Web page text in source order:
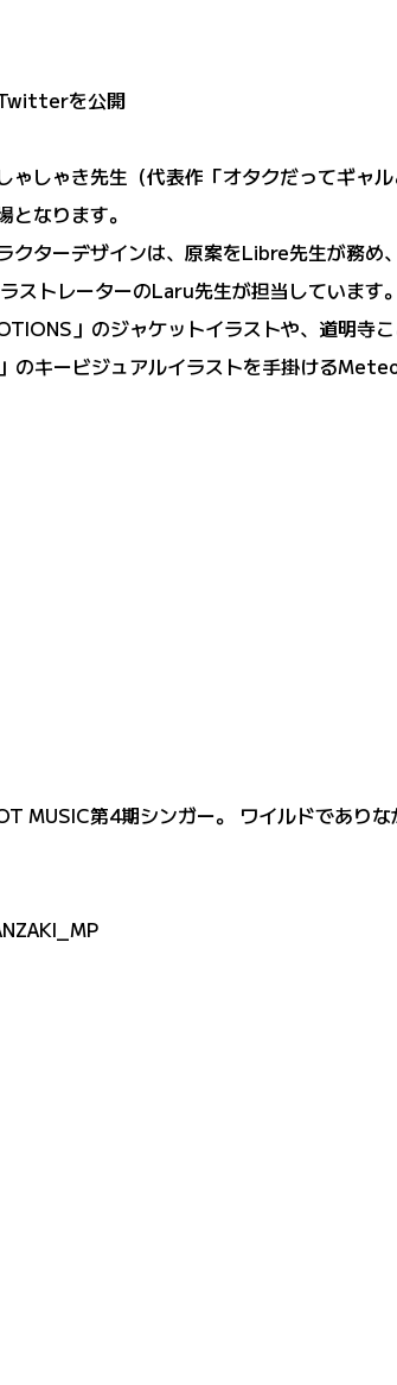
を公開
しゃき先生（代表作「オタクだってギャ
なります。
クターデザインは、原案をLibre先生が務
ストレーターのLaru先生が担当しています。
」のジャケットイラストや、道明寺
のキービジュアルイラストを手掛ける
MUSIC第4期シンガー。 ワイルドであり